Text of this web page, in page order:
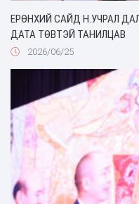
ЕРӨНХИЙ САЙД Н.УЧРАЛ
ДАТА ТӨВТЭЙ ТАНИЛЦАВ
2026/06/25